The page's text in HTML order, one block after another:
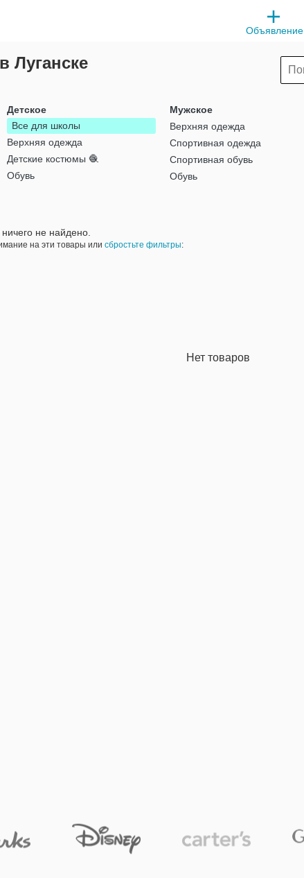
Объявление
Луганске
Детское
Все для школы
Верхняя одежда
Детские костюмы 🧶
Обувь
Мужское
Верхняя одежда
Спортивная одежда
Спортивная обувь
Обувь
не найдено.
на эти товары или сбростьте фильтры:
Нет товаров